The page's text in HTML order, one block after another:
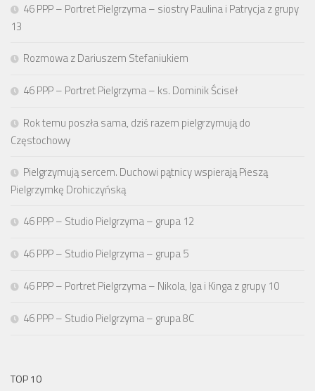
46 PPP – Portret Pielgrzyma – siostry Paulina i Patrycja z grupy
13
Rozmowa z Dariuszem Stefaniukiem
46 PPP – Portret Pielgrzyma – ks. Dominik Ściseł
Rok temu poszła sama, dziś razem pielgrzymują do
Częstochowy
Pielgrzymują sercem. Duchowi pątnicy wspierają Pieszą
Pielgrzymkę Drohiczyńską
46 PPP – Studio Pielgrzyma – grupa 12
46 PPP – Studio Pielgrzyma – grupa 5
46 PPP – Portret Pielgrzyma – Nikola, Iga i Kinga z grupy 10
46 PPP – Studio Pielgrzyma – grupa 8C
TOP 10